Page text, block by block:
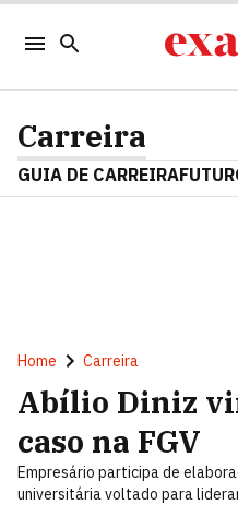
Carreira
GUIA DE CARREIRA
Home Carreira
Abílio Diniz
caso na FGV
Empresário participa de
universitária voltado para